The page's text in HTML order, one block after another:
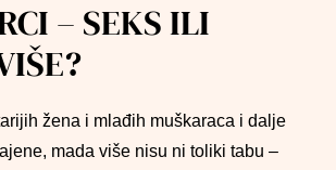
– SEKS ILI
žena i mlađih muškaraca i dalje
mada više nisu ni toliki tabu –